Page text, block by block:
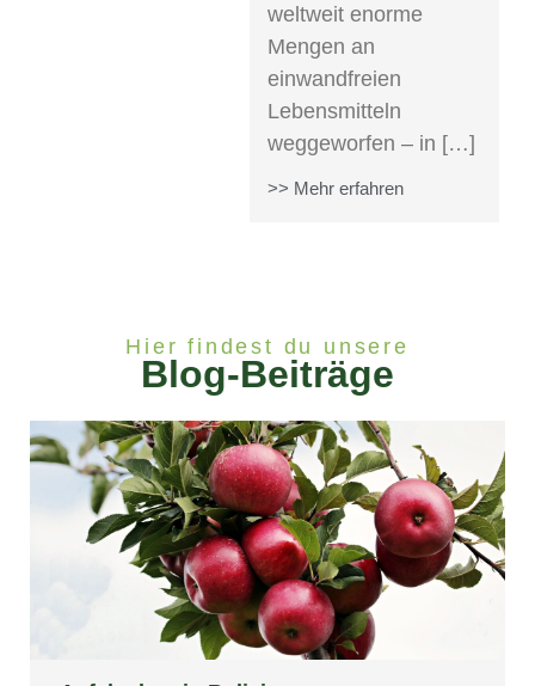
weltweit enorme
Mengen an
einwandfreien
Lebensmitteln
weggeworfen – in […]
>> Mehr erfahren
Hier findest du unsere
Blog-Beiträge